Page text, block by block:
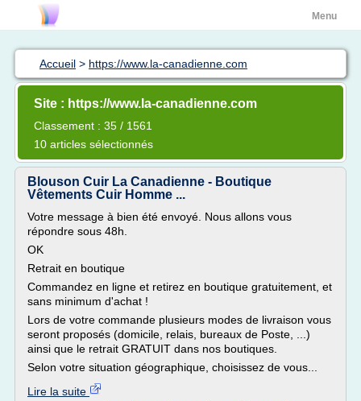
Menu
Accueil > https://www.la-canadienne.com
Site : https://www.la-canadienne.com
Classement : 35 / 1561
10 articles sélectionnés
Blouson Cuir La Canadienne - Boutique
Vêtements Cuir Homme ...
Votre message à bien été envoyé. Nous allons vous
répondre sous 48h.
OK
Retrait en boutique
Commandez en ligne et retirez en boutique gratuitement, et
sans minimum d'achat !
Lors de votre commande plusieurs modes de livraison vous
seront proposés (domicile, relais, bureaux de Poste, ...)
ainsi que le retrait GRATUIT dans nos boutiques.
Selon votre situation géographique, choisissez de vous...
Lire la suite